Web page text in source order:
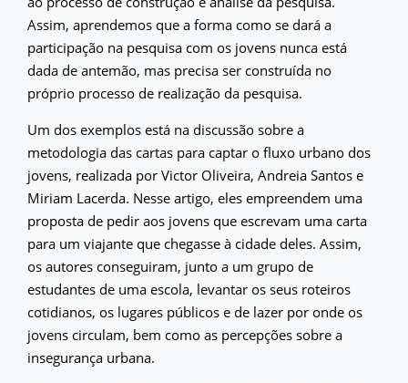
Assim, aprendemos que a forma como se dará a
participação na pesquisa com os jovens nunca está
dada de antemão, mas precisa ser construída no
próprio processo de realização da pesquisa.
Um dos exemplos está na discussão sobre a
metodologia das cartas para captar o fluxo urbano dos
jovens, realizada por Victor Oliveira, Andreia Santos e
Miriam Lacerda. Nesse artigo, eles empreendem uma
proposta de pedir aos jovens que escrevam uma carta
para um viajante que chegasse à cidade deles. Assim,
os autores conseguiram, junto a um grupo de
estudantes de uma escola, levantar os seus roteiros
cotidianos, os lugares públicos e de lazer por onde os
jovens circulam, bem como as percepções sobre a
insegurança urbana.